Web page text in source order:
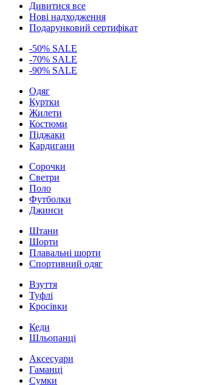
Дивитися все
Нові надходження
Подарунковий сертифікат
-50% SALE
-70% SALE
-90% SALE
Одяг
Куртки
Жилети
Костюми
Піджаки
Кардигани
Сорочки
Светри
Поло
Футболки
Джинси
Штани
Шорти
Плавальні шорти
Спортивний одяг
Взуття
Туфлі
Кросівки
Кеди
Шльопанці
Аксесуари
Гаманці
Сумки